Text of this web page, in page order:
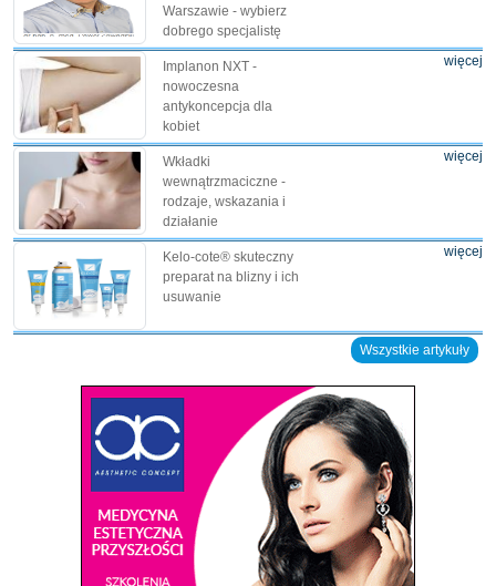
Warszawie - wybierz
dobrego specjalistę
Implanon NXT -
nowoczesna
antykoncepcja dla
kobiet
więcej
Wkładki
wewnątrzmaciczne -
rodzaje, wskazania i
działanie
więcej
Kelo-cote® skuteczny
preparat na blizny i ich
usuwanie
więcej
Wszystkie artykuły